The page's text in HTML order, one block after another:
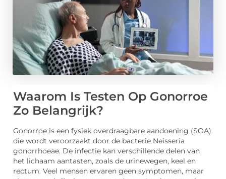
Waarom Is Testen Op Gonorroe
Zo Belangrijk?
Gonorroe is een fysiek overdraagbare aandoening (SOA)
die wordt veroorzaakt door de bacterie Neisseria
gonorrhoeae. De infectie kan verschillende delen van
het lichaam aantasten, zoals de urinewegen, keel en
rectum. Veel mensen ervaren geen symptomen, maar